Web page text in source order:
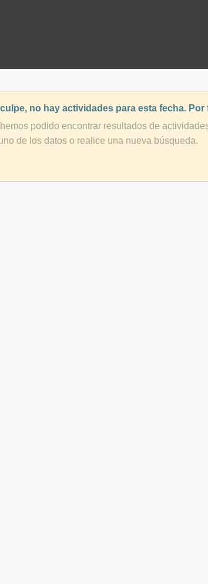
no hay actividades para esta fecha.
podido encontrar resultados de
de los datos o realice una nueva búsqueda.